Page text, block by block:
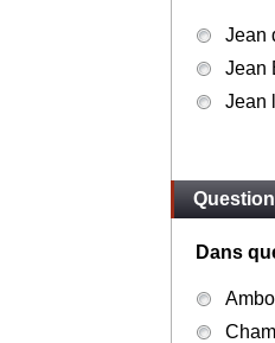
Jean
Jean
Jean
Dans